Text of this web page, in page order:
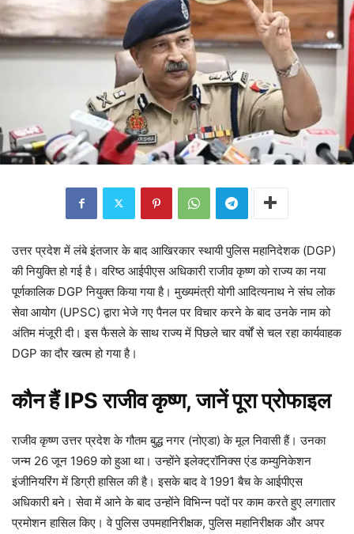
उत्तर प्रदेश में लंबे इंतजार के बाद आखिरकार स्थायी पुलिस महानिदेशक (DGP)
की नियुक्ति हो गई है। वरिष्ठ आईपीएस अधिकारी राजीव कृष्ण को राज्य का नया
पूर्णकालिक DGP नियुक्त किया गया है। मुख्यमंत्री योगी आदित्यनाथ ने संघ लोक
सेवा आयोग (UPSC) द्वारा भेजे गए पैनल पर विचार करने के बाद उनके नाम को
अंतिम मंजूरी दी। इस फैसले के साथ राज्य में पिछले चार वर्षों से चल रहा कार्यवाहक
DGP का दौर खत्म हो गया है।
कौन हैं IPS राजीव कृष्ण, जानें पूरा प्रोफाइल
राजीव कृष्ण उत्तर प्रदेश के गौतम बुद्ध नगर (नोएडा) के मूल निवासी हैं। उनका
जन्म 26 जून 1969 को हुआ था। उन्होंने इलेक्ट्रॉनिक्स एंड कम्युनिकेशन
इंजीनियरिंग में डिग्री हासिल की है। इसके बाद वे 1991 बैच के आईपीएस
अधिकारी बने। सेवा में आने के बाद उन्होंने विभिन्न पदों पर काम करते हुए लगातार
प्रमोशन हासिल किए। वे पुलिस उपमहानिरीक्षक, पुलिस महानिरीक्षक और अपर